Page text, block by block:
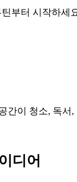
부터 시작하
간이 청소, 독
디어